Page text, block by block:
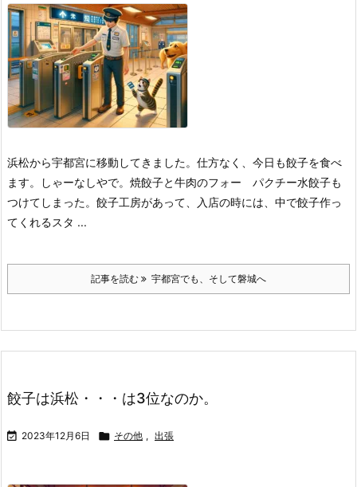
浜松から宇都宮に移動してきました。仕方なく、今日も餃子を食べ
ます。しゃーなしやで。 焼餃子と牛肉のフォー パクチー水餃子も
つけてしまった。 餃子工房があって、入店の時には、中で餃子作っ
てくれるスタ ...
記事を読む 宇都宮でも、そして磐城へ
餃子は浜松・・・は3位なのか。
 2023年12月6日  その他 , 出張